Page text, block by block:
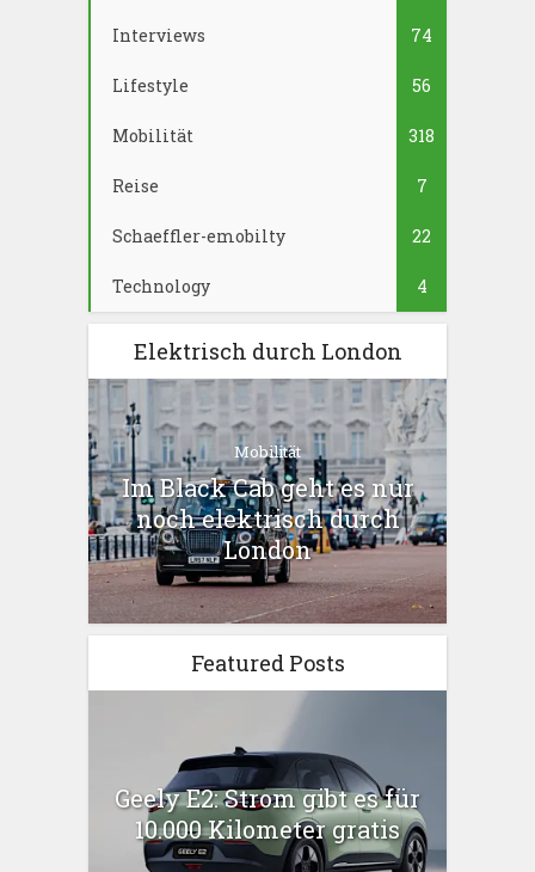
Interviews 74
Lifestyle 56
Mobilität 318
Reise 7
Schaeffler-emobilty 22
Technology 4
Elektrisch durch London
Mobilität
Im Black Cab geht es nur
noch elektrisch durch
London
Featured Posts
Geely E2: Strom gibt es für
10.000 Kilometer gratis